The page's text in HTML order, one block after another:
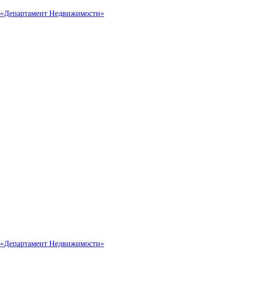
«Департамент Недвижимости»
«Департамент Недвижимости»